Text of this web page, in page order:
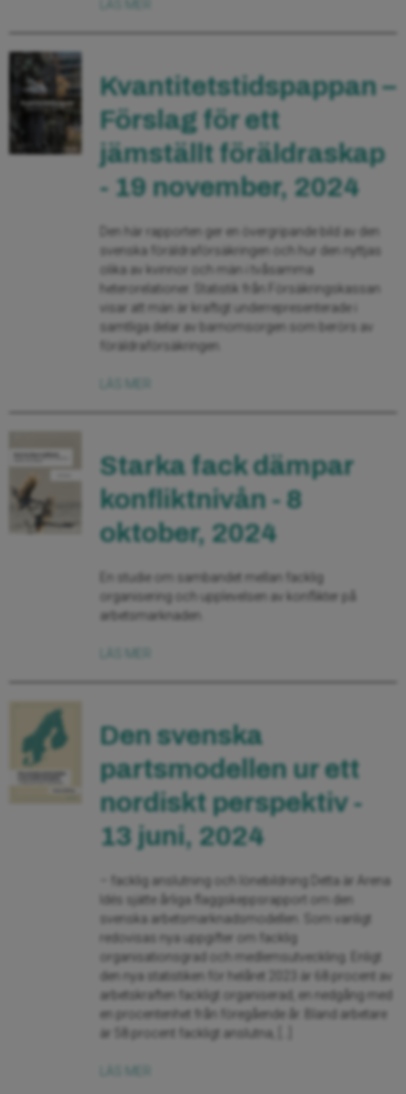
Kvantitetstidspappan –
Förslag för ett
jämställt föräldraskap
- 19 november, 2024
Den här rapporten ger en övergripande bild av den
svenska föräldraförsäkringen och hur den nyttjas
olika av kvinnor och män i tvåsamma
heterorelationer. Statistik från Försäkringskassan
visar att män är kraftigt under­representerade i
samtliga delar av barnomsorgen som berörs av
föräldraförsäkringen.
Starka fack dämpar
konfliktnivån - 8
oktober, 2024
En studie om sambandet mellan facklig
organisering och upplevelsen av konflikter på
arbetsmarknaden.
Den svenska
partsmodellen ur ett
nordiskt perspektiv -
13 juni, 2024
– facklig anslutning och lönebildning Detta är Arena
Idés sjätte årliga flaggskeppsrapport om den
svenska arbetsmarknadsmodellen. Som vanligt
redovisas nya uppgifter om facklig
organisationsgrad och medlemsutveckling. Enligt
den nya statistiken för helåret 2023 är 68 procent av
arbetskraften fackligt organiserad, en nedgång med
en procentenhet från föregående år. Bland arbetare
är 58 procent fackligt anslutna, […]